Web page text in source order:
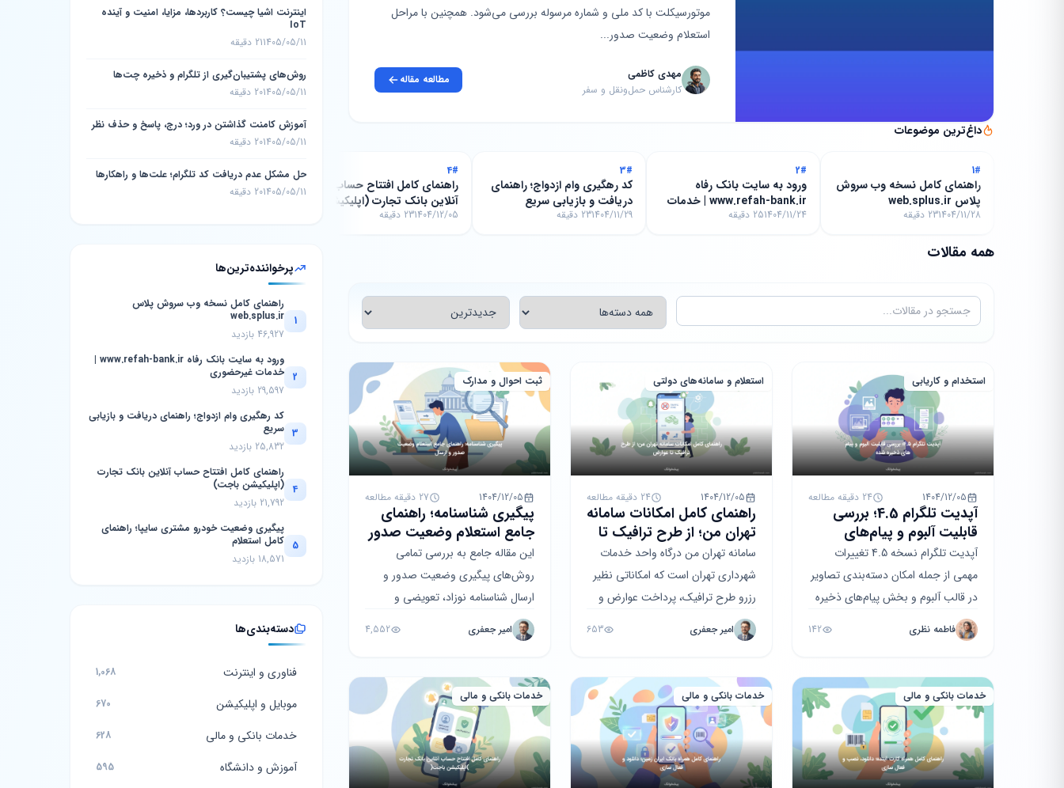
موتورسیکلت با کد ملی و شماره مرسوله بررسی می‌شود. همچنین با مراحل
استعلام وضعیت صدور...
مهدی کاظمی
کارشناس حمل‌ونقل و سفر
مطالعه مقاله
داغ‌ترین موضوعات
1#
راهنمای کامل نسخه وب سروش
پلاس web.splus.ir
1404/11/2823 دقیقه
2#
ورود به سایت بانک رفاه
www.refah-bank.ir | خدمات
غیرحضوری
1404/11/2425 دقیقه
3#
کد رهگیری وام ازدواج؛ راهنمای
دریافت و بازیابی سریع
1404/11/2923 دقیقه
4#
راهنمای کامل افتتاح حساب
آنلاین بانک تجارت (اپلیکیشن
باجت)
1404/12/0523 دقیقه
5#
پیگیری وضعیت خودرو مشتری
سایپا؛ راهنمای کامل استعلام
همه مقالات
استخدام و کاریابی
1404/12/05 24 دقیقه مطالعه
آپدیت تلگرام 4.5؛ بررسی
قابلیت آلبوم و پیام‌های
ذخیره شده
آپدیت تلگرام نسخه 4.5 تغییرات
مهمی از جمله امکان دسته‌بندی تصاویر
در قالب آلبوم و بخش پیام‌های ذخیره
شده را معرفی کرده است. این مقاله در
11 بخش به برر...
فاطمه نظری 142
استعلام و سامانه‌های دولتی
1404/12/05 24 دقیقه مطالعه
راهنمای کامل امکانات سامانه
تهران من؛ از طرح ترافیک تا
عوارض
سامانه تهران من درگاه واحد خدمات
شهرداری تهران است که امکاناتی نظیر
رزرو طرح ترافیک، پرداخت عوارض و
خرید بلیت مترو را فراهم می‌کند. در
این مقاله به بر...
امیر جعفری 653
ثبت احوال و مدارک
1404/12/05 27 دقیقه مطالعه
پیگیری شناسنامه؛ راهنمای
جامع استعلام وضعیت صدور
و ارسال
این مقاله جامع به بررسی تمامی
روش‌های پیگیری وضعیت صدور و
ارسال شناسنامه نوزاد، تعویضی و
المثنی می‌پردازد. با مطالعه این مطلب،
نحوه استعلام از سامانه...
امیر جعفری 4,552
خدمات بانکی و مالی خدمات بانکی و مالی خدمات بانکی و مالی
اینترنت اشیا چیست؟ کاربردها، مزایا، امنیت و آینده
IoT
1405/05/1121 دقیقه
روش‌های پشتیبان‌گیری از تلگرام و ذخیره چت‌ها
1405/05/1120 دقیقه
آموزش کامنت گذاشتن در ورد؛ درج، پاسخ و حذف نظر
1405/05/1120 دقیقه
حل مشکل عدم دریافت کد تلگرام؛ علت‌ها و راهکارها
1405/05/1120 دقیقه
پرخواننده‌ترین‌ها
1
راهنمای کامل نسخه وب سروش پلاس
web.splus.ir
46,927 بازدید
2
ورود به سایت بانک رفاه www.refah-bank.ir |
خدمات غیرحضوری
29,597 بازدید
3
کد رهگیری وام ازدواج؛ راهنمای دریافت و بازیابی
سریع
25,832 بازدید
4
راهنمای کامل افتتاح حساب آنلاین بانک تجارت
(اپلیکیشن باجت)
21,792 بازدید
5
پیگیری وضعیت خودرو مشتری سایپا؛ راهنمای
کامل استعلام
18,571 بازدید
دسته‌بندی‌ها
فناوری و اینترنت 1,068
موبایل و اپلیکیشن 670
خدمات بانکی و مالی 628
آموزش و دانشگاه 595